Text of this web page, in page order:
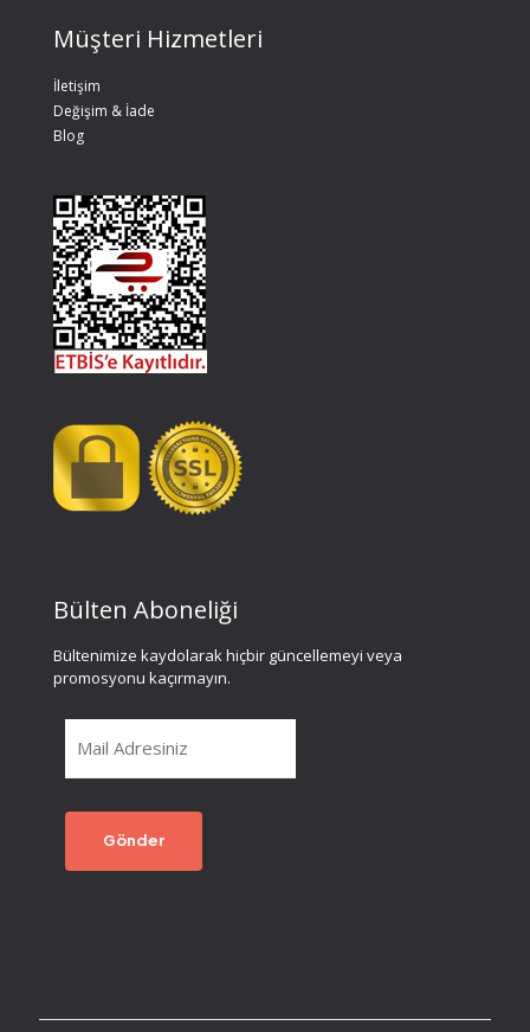
Müşteri Hizmetleri
İletişim
Değişim & İade
Blog
Bülten Aboneliği
Bültenimize kaydolarak hiçbir güncellemeyi veya
promosyonu kaçırmayın.